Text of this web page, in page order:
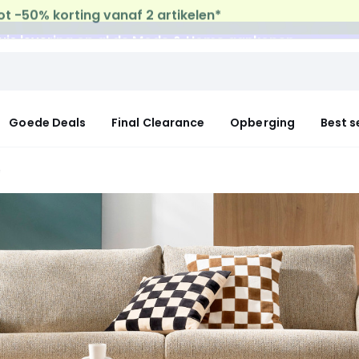
leveringop al de Mode & Home aankopen
Goede Deals Final Clearance Opberging Best